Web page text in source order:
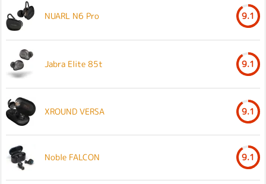
NUARL N6 Pro 9.1
Jabra Elite 85t 9.1
XROUND VERSA 9.1
Noble FALCON 9.1